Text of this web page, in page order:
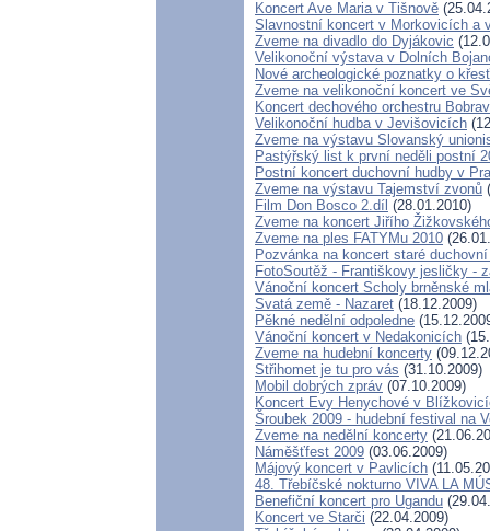
Koncert Ave Maria v Tišnově
Slavnostní koncert v Morkovicích a
Zveme na divadlo do Dyjákovic
Velikonoční výstava v Dolních
Nové archeologické poznatky o
Zveme na velikonoční koncert ve
Koncert dechového orchestru
Velikonoční hudba v Jevišovicích
Zveme na výstavu Slovanský
Pastýřský list k první neděli postní
Postní koncert duchovní hudby v
Zveme na výstavu Tajemství zvonů
Film Don Bosco 2.díl (28.01.2010)
Zveme na koncert Jiřího
Zveme na ples FATYMu 2010
Pozvánka na koncert staré
FotoSoutěž - Františkovy jesličky -
Vánoční koncert Scholy brněnské
Svatá země - Nazaret (18.12.2009)
Pěkné nedělní odpoledne
Vánoční koncert v Nedakonicích
Zveme na hudební koncerty
Střihomet je tu pro vás (31.10.2009)
Mobil dobrých zpráv (07.10.2009)
Koncert Evy Henychové v
Šroubek 2009 - hudební festival na
Zveme na nedělní koncerty
Náměšťfest 2009 (03.06.2009)
Májový koncert v Pavlicích
48. Třebíčské nokturno VIVA LA
Benefiční koncert pro Ugandu
Koncert ve Starči (22.04.2009)